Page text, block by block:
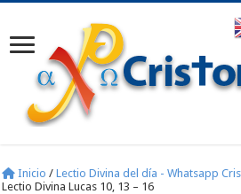
Inicio / Lectio Divina del día - Whatsapp
Lectio Divina Lucas 10, 13 – 16